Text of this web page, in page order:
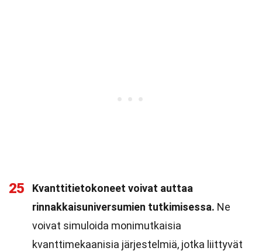
25
Kvanttitietokoneet voivat auttaa
rinnakkaisuniversumien tutkimisessa. Ne
voivat simuloida monimutkaisia
kvanttimekaanisia järjestelmiä, jotka liittyvät